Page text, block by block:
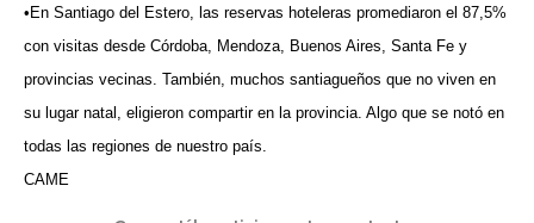
•En Santiago del Estero, las reservas hoteleras promediaron el 87,5%
con visitas desde Córdoba, Mendoza, Buenos Aires, Santa Fe y
provincias vecinas. También, muchos santiagueños que no viven en
su lugar natal, eligieron compartir en la provincia. Algo que se notó en
todas las regiones de nuestro país.
CAME